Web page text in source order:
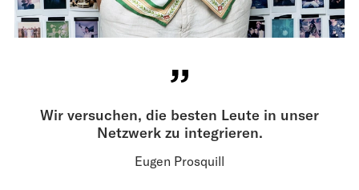
Wir versuchen, die besten Leute in unser
Netzwerk zu integrieren.
Eugen Prosquill